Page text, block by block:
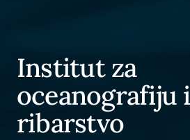
Institut za
oceanografiju i
ribarstvo